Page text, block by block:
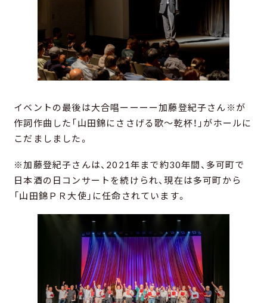
イベントの最後は大合唱ーーーー加藤登紀子さん※が
作詞作曲した「山田錦にささげる歌～乾杯！」がホールに
こだましました。
※加藤登紀子さんは、2021年まで約30年間、多可町で
日本酒の日コンサートを続けられ、現在は多可町から
「山田錦ＰＲ大使」に任命されています。